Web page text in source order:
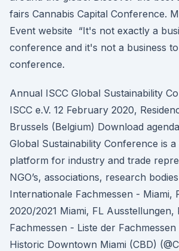
fairs Cannabis Capital Conference.
Event website “It's not exactly a
conference and it's not a business
conference.
Annual ISCC Global Sustainability
ISCC e.V. 12 February 2020,
Brussels (Belgium) Download
Global Sustainability Conference is
platform for industry and trade
NGO’s, associations, research
Internationale Fachmessen - Miami,
2020/2021 Miami, FL
Fachmessen - Liste der
Historic Downtown Miami (CBD)